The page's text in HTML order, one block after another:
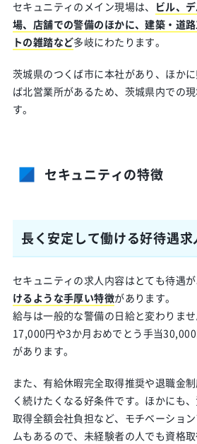
セキュニティのメイン現場は、
ビル、
場、店舗での警備のほかに、建築・道
トの雑踏など多岐にわたります。
茨城県のつくば市に本社があり、ほか
ば北営業所があるため、茨城県内での
す。
セキュニティの特徴
長く安定して働ける好待遇求
セキュニティの求人内容はとても待遇が
けるような手厚い特徴があります。
給与は一般的な警備の日給と変わりま
17,000円や3か月おめでとう手当
があります。
また、有給休暇完全取得推奨や退職金
く続けたくなる好条件です。ほかにも
取得全額会社負担など、モチベーショ
ムもあるので、未経験者の人でも資格